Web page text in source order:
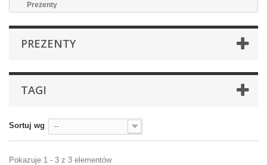
Prezenty
PREZENTY
TAGI
Sortuj wg --
Pokazuje 1 - 3 z 3 elementów